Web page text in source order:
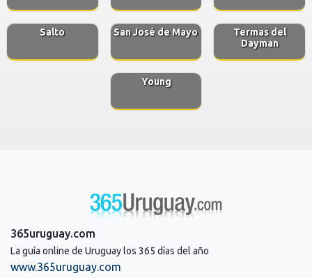
Salto San José de Mayo
Termas del
Dayman
Young
365uruguay.com
La guía online de Uruguay los 365 días del año
www.365uruguay.com